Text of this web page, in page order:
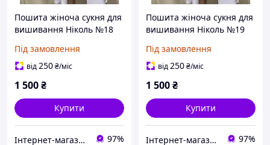
Пошита жіноча сукня для
вишивання Ніколь №18
Під замовлення
від250₴/міс
1 500₴
Купити
Інтернет-магазин "Скарбничка рукодільниці" 97%
Пошита жіноча сукня для
вишивання Ніколь №19
Під замовлення
від250₴/міс
1 500₴
Купити
Інтернет-магазин "Скарбничка рукодільниці" 97%